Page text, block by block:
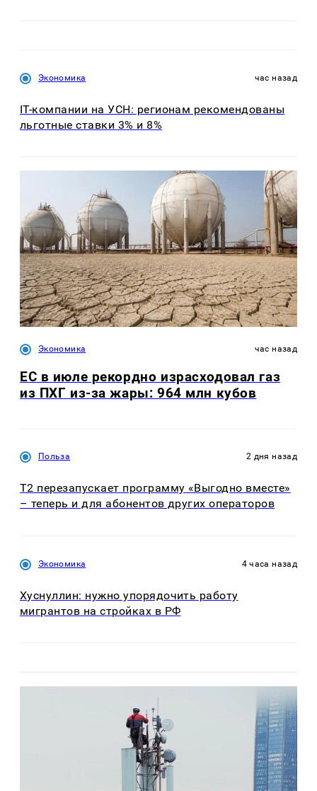
Экономика час назад
IT-компании на УСН: регионам рекомендованы
льготные ставки 3% и 8%
Экономика час назад
ЕС в июле рекордно израсходовал газ
из ПХГ из-за жары: 964 млн кубов
Польза 2 дня назад
Т2 перезапускает программу «Выгодно вместе»
– теперь и для абонентов других операторов
Экономика 4 часа назад
Хуснуллин: нужно упорядочить работу
мигрантов на стройках в РФ